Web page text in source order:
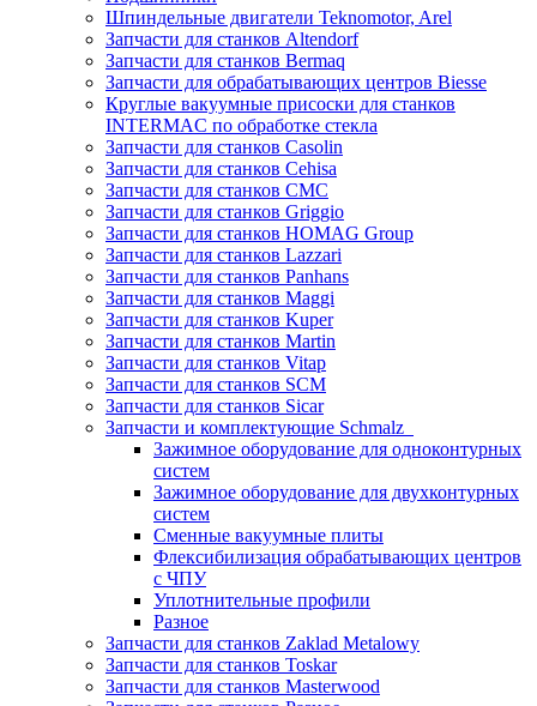
Шпиндельные двигатели Teknomotor, Arel
Запчасти для станков Altendorf
Запчасти для станков Bermaq
Запчасти для обрабатывающих центров Biesse
Круглые вакуумные присоски для станков
INTERMAC по обработке стекла
Запчасти для станков Casolin
Запчасти для станков Cehisa
Запчасти для станков CMC
Запчасти для станков Griggio
Запчасти для станков HOMAG Group
Запчасти для станков Lazzari
Запчасти для станков Panhans
Запчасти для станков Maggi
Запчасти для станков Kuper
Запчасти для станков Martin
Запчасти для станков Vitap
Запчасти для станков SCM
Запчасти для станков Sicar
Запчасти и комплектующие Schmalz
Зажимное оборудование для одноконтурных
систем
Зажимное оборудование для двухконтурных
систем
Сменные вакуумные плиты
Флексибилизация обрабатывающих центров
с ЧПУ
Уплотнительные профили
Разное
Запчасти для станков Zaklad Metalowy
Запчасти для станков Toskar
Запчасти для станков Masterwood